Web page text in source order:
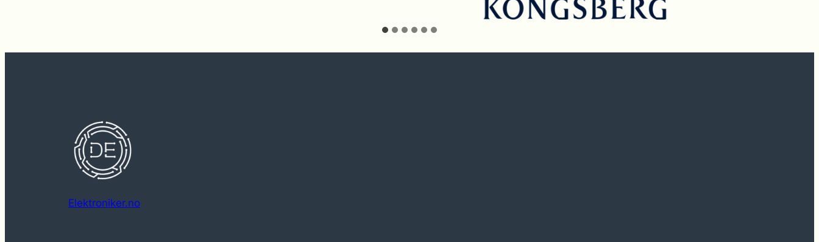
Elektroniker.no